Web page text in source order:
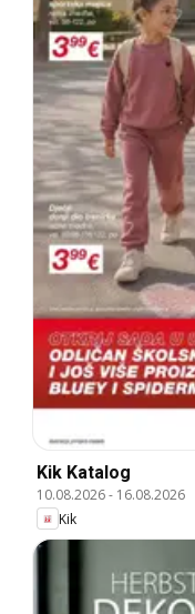
Kik Katalog
10.08.2026- 16.08.2026
Kik